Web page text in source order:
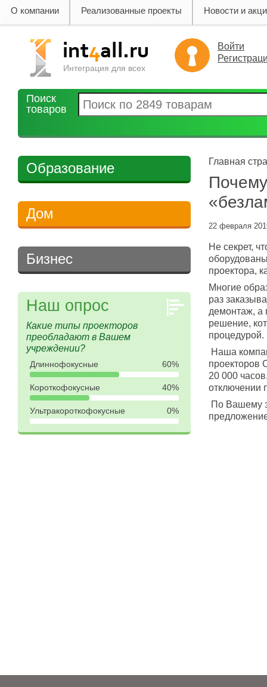
О компании Реализованные проекты Новости и
Интеграция для всех
Войти
Поиск
товаров
Образование
Дом
Бизнес
Наш опрос
Какие типы проекторов
преобладают в Вашем
учреждении?
Длиннофокусные 60%
Короткофокусные 40%
Ультракороткофокусные 0%
Главная
22 февраля
Не секрет,
проектора,
Многие
раз
демонтаж, а
решение,
процедурой.
Наша
проекторов
20 000
отключении
По Вашему